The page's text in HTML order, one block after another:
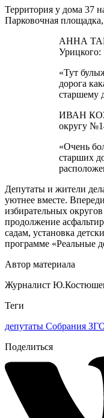
Территория у дома 37
Парковочная
АННА
Урицкого:
«Тут
дорога
старшему
ИВАН
округу
«Очень
старших
Депутаты и жители
уютнее вместе.
избирательных
продолжение
садам, установка
программе «Реальные
Автор материала
Журналист
Теги
депутаты Собрания
Поделиться